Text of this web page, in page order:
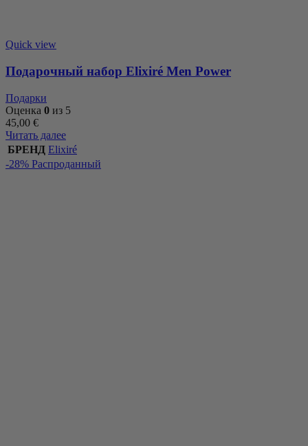
Quick view
Подарочный набор Elixiré Men Power
Подарки
Оценка 0 из 5
45,00 €
Читать далее
БРЕНД Elixiré
-28% Распроданный